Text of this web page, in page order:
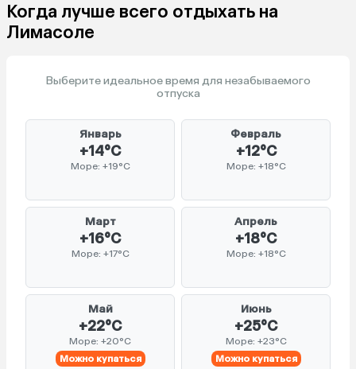
Когда лучше всего отдыхать на
Лимасоле
Выберите идеальное время для незабываемого
отпуска
Январь
+14°C
Море: +19°C
Февраль
+12°C
Море: +18°C
Март
+16°C
Море: +17°C
Апрель
+18°C
Море: +18°C
Май
+22°C
Море: +20°C
Можно купаться
Июнь
+25°C
Море: +23°C
Можно купаться